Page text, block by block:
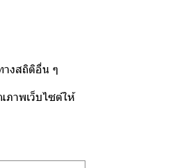
างสถิติอื่น ๆ
ภาพเว็บไซต์ให้